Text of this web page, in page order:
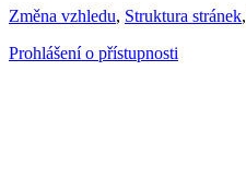
Změna vzhledu, Struktura stránek,
Prohlášení o přístupnosti